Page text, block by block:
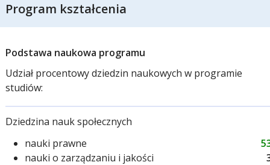
Program kształcenia
Podstawa naukowa programu
Udział procentowy dziedzin naukowych w programie
studiów:
Dziedzina nauk społecznych
nauki prawne
nauki o zarządzaniu i jakości